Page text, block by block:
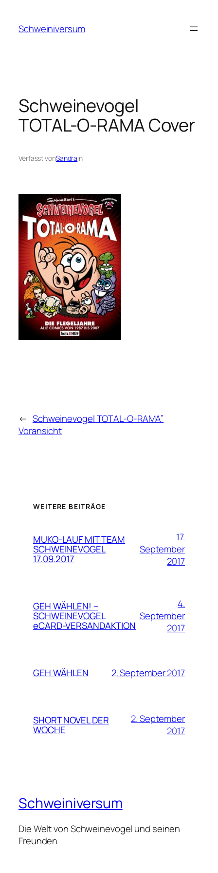
springen
Schweiniversum
Schweinevogel
TOTAL-O-RAMA Cover
Verfasst vonSandrain
← Schweinevogel TOTAL-O-RAMA”
Voransicht
WEITERE BEITRÄGE
MUKO-LAUF MIT TEAM
SCHWEINEVOGEL
17.09.2017
17.
September
2017
GEH WÄHLEN! –
SCHWEINEVOGEL
eCARD-VERSANDAKTION
4.
September
2017
GEH WÄHLEN 2. September 2017
SHORT NOVEL DER
WOCHE
2. September
2017
Schweiniversum
Die Welt von Schweinevogel und seinen
Freunden